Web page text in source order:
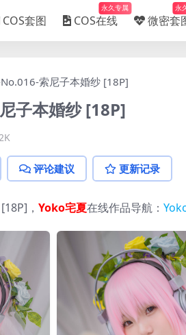
COS套图 COS在线
永久专属
微密套
永
索尼子本婚纱 [18P]
子本婚纱 [18P]
评论建议 更新记录
， Yoko宅夏在线作品导航：